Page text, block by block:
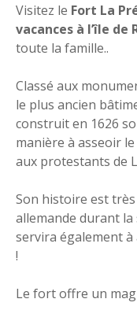
Visitez le Fort La
vacances à l’île de
toute la famille..
Classé aux
le plus ancien
construit en 1626
manière à asseoir
aux protestants de
Son histoire est
allemande durant
servira également à
!
Le fort offre un